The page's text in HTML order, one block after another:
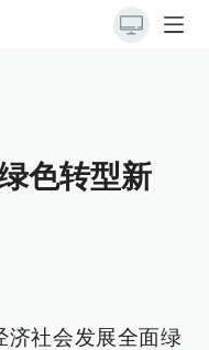
色转型新
济社会发展全面绿